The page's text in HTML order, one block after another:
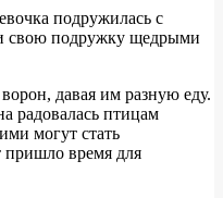
подружилась с
свою подружку щедрыми
давая им разную еду.
радовалась птицам
могут стать
пришло время для